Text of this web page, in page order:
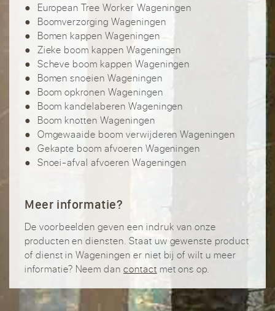
European Tree Worker Wageningen
Boomverzorging Wageningen
Bomen kappen Wageningen
Zieke boom kappen Wageningen
Scheve boom kappen Wageningen
Bomen snoeien Wageningen
Boom opkronen Wageningen
Boom kandelaberen Wageningen
Boom knotten Wageningen
Omgewaaide boom verwijderen Wageningen
Gekapte boom afvoeren Wageningen
Snoei-afval afvoeren Wageningen
Meer informatie?
De voorbeelden geven een indruk van onze
producten en diensten. Staat uw gewenste product
of dienst in Wageningen er niet bij of wilt u meer
informatie? Neem dan contact met ons op.